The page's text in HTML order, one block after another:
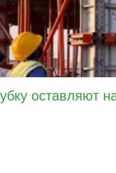
оставляют